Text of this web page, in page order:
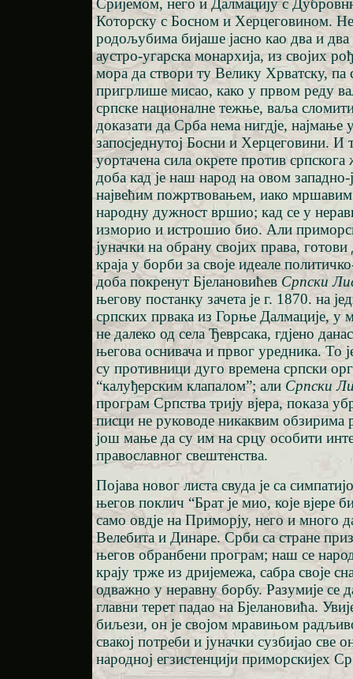
Сријемом, него и Далмацију с
Которску с Босном и Херцеговином.
родољубима бијаше јасно као два и два
аустро-угарска монархија, из својих
мора да створи ту Велику Хрватску, па
пригрлише мисао, како у првом реду
српске националне тежње, ваља
доказати да Срба нема нигдје, најмање
запосједнутој Босни и Херцеговини. И
уортачена сила окрете против
доба кад је наш народ на овом западно-
највећим пожртвовањем, иако мршавим
народну дужност вршио; кад се у
изморио и истрошио био. Али
јуначки на обрану својих права, готови
краја у борби за своје идеале
доба покренут Бјелановићев Српски
његову постанку зачета је г. 1870. на
српских првака из Горње Далмације, у
не далеко од села Ђеврсака, гдјено
његова оснивача и првог уредника. То
су противници дуго времена српски
“калуђерским клапалом”; али Српски
програм Српства трију вјера, показа
писци не руководе никаквим обзирима
још мање да су им на срцу особити
православног свештенства.
Појава новог листа свуда је са
његов поклич “Брат је мио, које вјере
само овдје на Приморју, него и много
Велебита и Динаре. Срби са стране
његов обранбени програм; наш се
крају трже из дријемежа, сабра своје
одважно у неравну борбу. Разумије се
главни терет падао на Бјелановића.
биљези, он је својом мравињом
свакој потреби и јуначки сузбијао све
народној егзистенцији приморскијех